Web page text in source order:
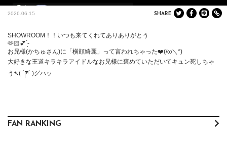
2026.06.15 SHARE
SHOWROOM！！いつも来てくれてありありがとう
🫶🏻💕 ̖́-‬
お兄様(かちゅさん)に「横顔綺麗」って言われちゃった❤️(/ω＼*)
大好きな王道キラキラアイドルなお兄様に褒めていただいてキュン死しちゃ
う➷( ´ཫ` )グハッ
FAN RANKING